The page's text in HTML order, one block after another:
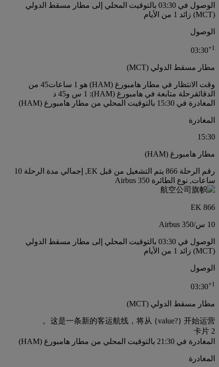
الوصول في 03:30 بالتوقيت المحلي إلى مطار مسقط الدولي
(MCT) زائد 1 من الأيام
الوصول
03:30+1
مطار مسقط الدولي (MCT)
وقت الانتظار في مطار هامبورغ (HAM) هو 1 ساعات45 من
الدقائقرحلة متابعة في هامبورغ (HAM): 1 س و45 د
المغادرة في 15:30 بالتوقيت المحلي من مطار هامبورغ (HAM)
المغادرة
15:30
مطار هامبورغ (HAM)
رقم الرحلة 866 يتم التشغيل من قبل EK, إجمالي مدة الرحلة 10
ساعات, نوع الطائرة Airbus 350
EK 866
10 س /
Airbus 350
الوصول في 03:30 بالتوقيت المحلي إلى مطار مسقط الدولي
(MCT) زائد 1 من الأيام
الوصول
03:30+1
مطار مسقط الدولي (MCT)
这是一条新的客运航线，将从 {value?} 开始运营。
卡片 2
المغادرة في 21:30 بالتوقيت المحلي من مطار هامبورغ (HAM)
المغادرة